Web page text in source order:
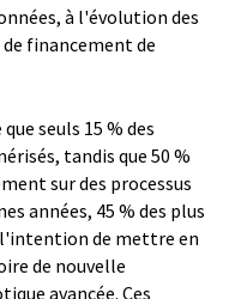
à l'évolution des
financement de
seuls 15 % des
tandis que 50 %
sur des processus
années, 45 % des plus
de mettre en
de nouvelle
avancée. Ces